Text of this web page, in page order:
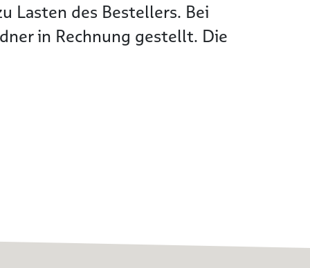
Lasten des Bestellers. Bei
in Rechnung gestellt. Die